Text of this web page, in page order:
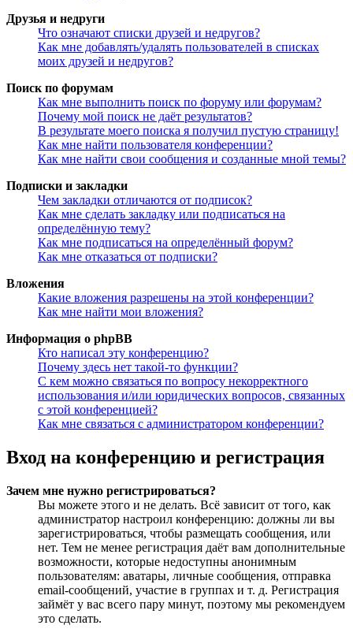
Друзья и недруги
Что означают списки друзей и недругов?
Как мне добавлять/удалять пользователей в списках
моих друзей и недругов?
Поиск по форумам
Как мне выполнить поиск по форуму или форумам?
Почему мой поиск не даёт результатов?
В результате моего поиска я получил пустую страницу!
Как мне найти пользователя конференции?
Как мне найти свои сообщения и созданные мной темы?
Подписки и закладки
Чем закладки отличаются от подписок?
Как мне сделать закладку или подписаться на
определённую тему?
Как мне подписаться на определённый форум?
Как мне отказаться от подписки?
Вложения
Какие вложения разрешены на этой конференции?
Как мне найти мои вложения?
Информация о phpBB
Кто написал эту конференцию?
Почему здесь нет такой-то функции?
С кем можно связаться по вопросу некорректного
использования и/или юридических вопросов, связанных
с этой конференцией?
Как мне связаться с администратором конференции?
Вход на конференцию и регистрация
Зачем мне нужно регистрироваться?
Вы можете этого и не делать. Всё зависит от того, как
администратор настроил конференцию: должны ли вы
зарегистрироваться, чтобы размещать сообщения, или
нет. Тем не менее регистрация даёт вам дополнительные
возможности, которые недоступны анонимным
пользователям: аватары, личные сообщения, отправка
email-сообщений, участие в группах и т. д. Регистрация
займёт у вас всего пару минут, поэтому мы рекомендуем
это сделать.